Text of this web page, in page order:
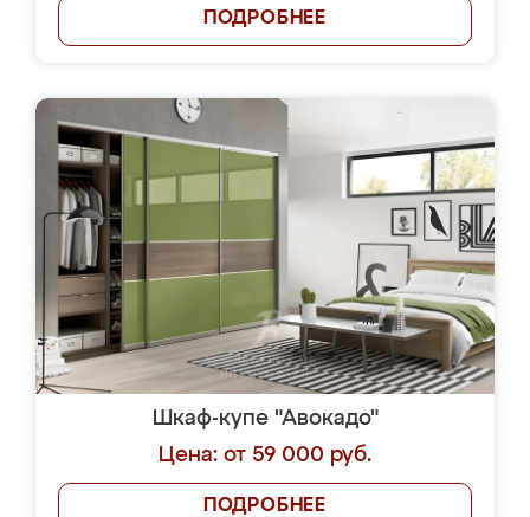
ПОДРОБНЕЕ
Шкаф-купе "Авокадо"
Цена: от 59 000 руб.
ПОДРОБНЕЕ